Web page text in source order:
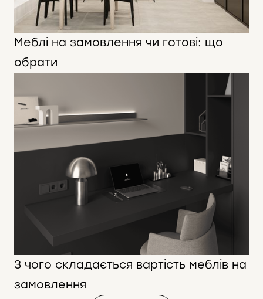
Меблі на замовлення чи готові: що
обрати
З чого складається вартість меблів на
замовлення